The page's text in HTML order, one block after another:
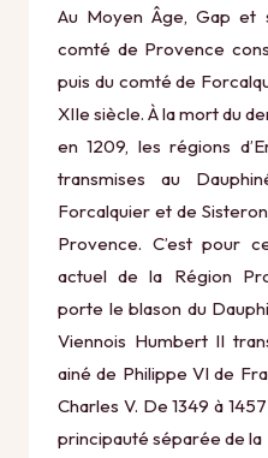
Au Moyen Âge, Gap et
comté de Provence
puis du comté de
XIIe siècle. À la mort du
en 1209, les régions
transmises au
Forcalquier et de
Provence. C’est pour
actuel de la Région
porte le blason du
Viennois Humbert II
ainé de Philippe VI de
Charles V. De 1349 à
principauté séparée de